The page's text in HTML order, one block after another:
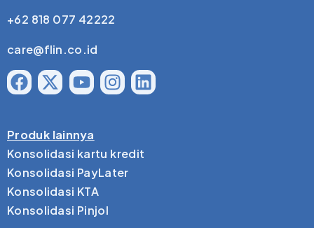
+62 818 077 42222
care@flin.co.id
Produk lainnya
Konsolidasi kartu kredit
Konsolidasi PayLater
Konsolidasi KTA
Konsolidasi Pinjol